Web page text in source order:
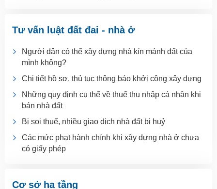
Tư vấn luật đất đai - nhà ở
Người dân có thể xây dựng nhà kín mảnh đất của
mình không?
Chi tiết hồ sơ, thủ tục thông báo khởi công xây dựng
Những quy định cụ thể về thuế thu nhập cá nhân khi
bán nhà đất
Bị soi thuế, nhiều giao dịch nhà đất bị huỷ
Các mức phạt hành chính khi xây dựng nhà ở chưa
có giấy phép
Cơ sở hạ tầng